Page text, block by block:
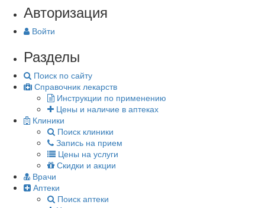
Авторизация
Войти
Разделы
Поиск по сайту
Справочник лекарств
Инструкции по применению
Цены и наличие в аптеках
Клиники
Поиск клиники
Запись на прием
Цены на услуги
Скидки и акции
Врачи
Аптеки
Поиск аптеки